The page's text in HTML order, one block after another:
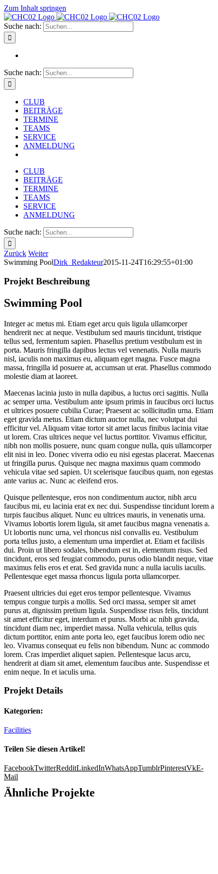
Zum Inhalt springen
Suche nach:
Suche nach:
CLUB
BEITRÄGE
TERMINE
TEAMS
SERVICE
ANMELDUNG
CLUB
BEITRÄGE
TERMINE
TEAMS
SERVICE
ANMELDUNG
Suche nach:
Zurück Weiter
Swimming PoolDirk_Redakteur2015-11-24T16:29:55+01:00
Projekt Beschreibung
Swimming Pool
Integer ac metus mi. Etiam eget arcu quis ligula ullamcorper
hendrerit nec at neque. Vestibulum sed mauris tincidunt, tristique
tellus sed, fermentum sapien. Phasellus pretium vestibulum est in
porta. Mauris fringilla dapibus lectus vel venenatis. Nulla mauris
nisl, iaculis non maximus eu, aliquam eget magna. Fusce magna
massa, fringilla id posuere at, accumsan ut erat. Phasellus commodo
molestie diam at laoreet.
Maecenas lacinia justo in nulla dapibus, a luctus orci sagittis. Nulla
ac semper urna. Vestibulum ante ipsum primis in faucibus orci luctus
et ultrices posuere cubilia Curae; Praesent ac sollicitudin urna. Etiam
eget gravida metus. Etiam dictum auctor nulla, nec volutpat dui
efficitur vel. Aliquam vitae tortor sit amet lacus finibus lacinia vitae
ut lorem. Cras ultrices neque vel luctus porttitor. Vivamus efficitur,
nibh non mollis posuere, nunc quam congue nulla, quis ullamcorper
elit nisi in leo. Donec viverra odio eu nisi egestas placerat. Maecenas
ut fringilla purus. Quisque nec magna maximus quam commodo
vehicula vitae sed sapien. Ut scelerisque faucibus quam, non egestas
ante varius ac. Nunc ac eleifend eros.
Quisque pellentesque, eros non condimentum auctor, nibh arcu
faucibus mi, eu lacinia erat ex nec dui. Suspendisse tincidunt lorem a
turpis faucibus aliquet. Nunc eu ultrices mauris, in venenatis urna.
Vivamus lobortis lorem ligula, sit amet faucibus magna venenatis a.
Ut lobortis nunc urna, vel rhoncus nisl convallis eu. Vestibulum
porta tellus justo, a elementum urna imperdiet at. Etiam et facilisis
dui. Proin ut libero sodales, bibendum est in, elementum risus. Sed
tincidunt, eros sed feugiat commodo, purus odio blandit neque, vitae
maximus felis eros et erat. Sed gravida nunc a nulla iaculis iaculis.
Pellentesque eget massa rhoncus ligula porta ullamcorper.
Praesent ultricies dui eget eros tempor pellentesque. Vivamus
tempus congue turpis a mollis. Sed orci massa, semper sit amet
purus at, dignissim pretium ligula. Suspendisse risus felis, tincidunt
sit amet efficitur eget, interdum et purus. Morbi ac nibh gravida,
tincidunt diam nec, imperdiet massa. Nulla vehicula, tellus quis
dictum porttitor, enim ante porta leo, eget faucibus lorem odio nec
leo. Vivamus consequat eu felis non bibendum. Nunc ac commodo
lorem. Cras imperdiet aliquet sapien. Pellentesque lacus arcu,
hendrerit at diam sit amet, elementum faucibus ante. Suspendisse et
enim neque. In et iaculis urna.
Projekt Details
Kategorien:
Facilities
Teilen Sie diesen Artikel!
FacebookTwitterRedditLinkedInWhatsAppTumblrPinterestVkE-
Mail
Ähnliche Projekte